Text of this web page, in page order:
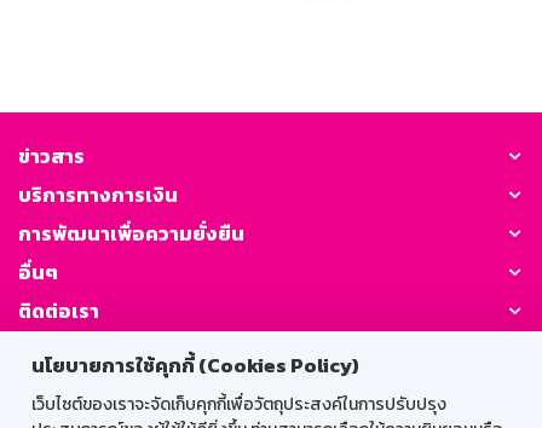
นโยบายการใช้คุกกี้ (Cookies Policy)
เว็บไซต์ของเราจะจัดเก็บคุกกี้เพื่อวัตถุประสงค์ในการปรับปรุง
ข่าวสาร
บริการทางการเงิน
การพัฒนาเพื่อความยั่งยืน
อื่นๆ
ติดต่อเรา
GSB Society: